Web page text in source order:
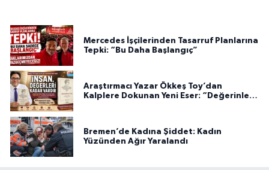
Mercedes İşçilerinden Tasarruf Planlarına
Tepki: “Bu Daha Başlangıç”
Araştırmacı Yazar Ökkeş Toy’dan
Kalplere Dokunan Yeni Eser: “Değerinle
Bremen’de Kadına Şiddet: Kadın
Yüzünden Ağır Yaralandı